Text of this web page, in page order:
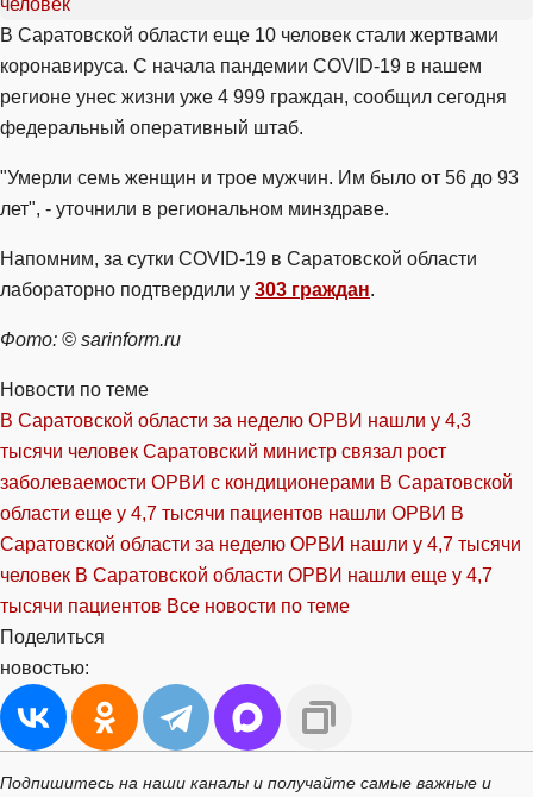
В Саратовской области еще 10 человек стали жертвами
коронавируса. С начала пандемии COVID-19 в нашем
регионе унес жизни уже 4 999 граждан, сообщил сегодня
федеральный оперативный штаб.
"Умерли семь женщин и трое мужчин. Им было от 56 до 93
лет", - уточнили в региональном минздраве.
Напомним, за сутки COVID-19 в Саратовской области
лабораторно подтвердили у 303 граждан.
Фото: © sarinform.ru
Новости по теме
В Саратовской области за неделю ОРВИ нашли у 4,3
тысячи человек Саратовский министр связал рост
заболеваемости ОРВИ с кондиционерами В Саратовской
области еще у 4,7 тысячи пациентов нашли ОРВИ В
Саратовской области за неделю ОРВИ нашли у 4,7 тысячи
человек В Саратовской области ОРВИ нашли еще у 4,7
тысячи пациентов Все новости по теме
Поделиться
новостью:
Подпишитесь на наши каналы и получайте самые важные и